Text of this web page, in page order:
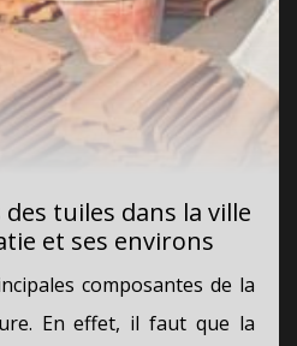
tuiles dans la ville
et ses environs
composantes de la
En effet, il faut que la